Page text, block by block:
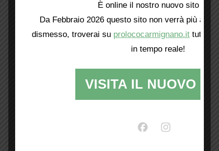
È online il nostro nuovo sito web!
Da Febbraio 2026 questo sito non verrà più
dismesso, troverai su prolococarmignano.it tutti i
in tempo reale!
VISITA IL NUOVO